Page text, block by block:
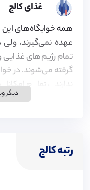
غذای کالج
همه خوابگاه‌های این
عهده نمی‌گیرند،
تمام رژیم‌های
گرفته می‌شوند. در
ندارند، تمام
دانش‌آموزان قرار
خدمات
دیگر
رتبه کالج